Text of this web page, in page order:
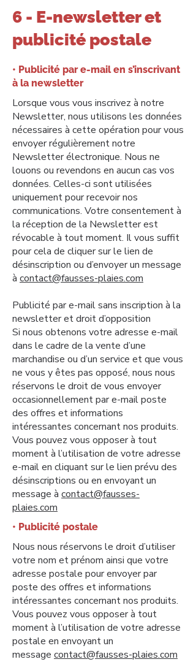
6 - E-newsletter et
publicité postale
• Publicité par e-mail en s’inscrivant
à la newsletter
Lorsque vous vous inscrivez à notre
Newsletter, nous utilisons les données
nécessaires à cette opération pour vous
envoyer régulièrement notre
Newsletter électronique. Nous ne
louons ou revendons en aucun cas vos
données. Celles-ci sont utilisées
uniquement pour recevoir nos
communications. Votre consentement à
la réception de la Newsletter est
révocable à tout moment. Il vous suffit
pour cela de cliquer sur le lien de
désinscription ou d’envoyer un message
à contact@fausses-plaies.com
Publicité par e-mail sans inscription à la
newsletter et droit d’opposition
Si nous obtenons votre adresse e-mail
dans le cadre de la vente d’une
marchandise ou d’un service et que vous
ne vous y êtes pas opposé, nous nous
réservons le droit de vous envoyer
occasionnellement par e-mail poste
des offres et informations
intéressantes concernant nos produits.
Vous pouvez vous opposer à tout
moment à l’utilisation de votre adresse
e-mail en cliquant sur le lien prévu des
désinscriptions ou en envoyant un
message à contact@fausses-
plaies.com
• Publicité postale
Nous nous réservons le droit d’utiliser
votre nom et prénom ainsi que votre
adresse postale pour envoyer par
poste des offres et informations
intéressantes concernant nos produits.
Vous pouvez vous opposer à tout
moment à l’utilisation de votre adresse
postale en envoyant un
message contact@fausses-plaies.com